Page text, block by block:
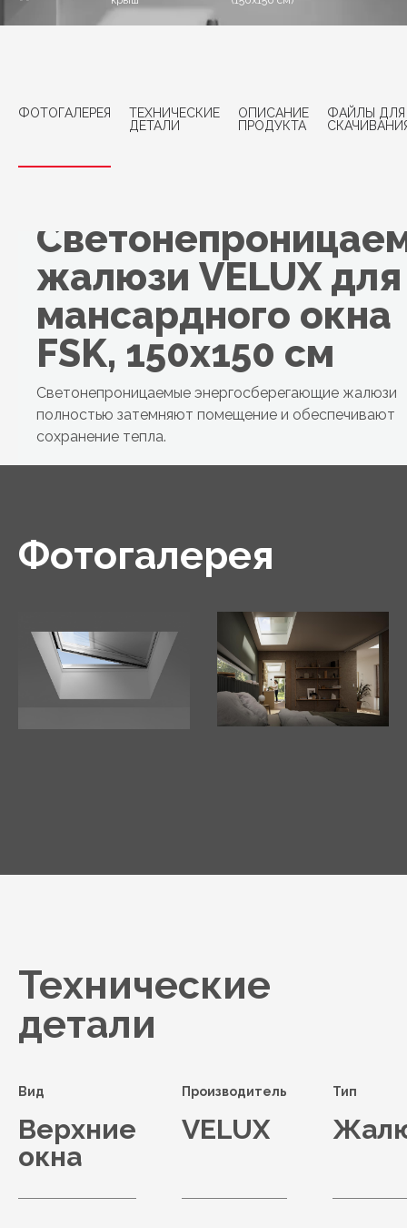
ФОТОГАЛЕРЕЯ
ТЕХНИЧЕСКИЕ
ДЕТАЛИ
ОПИСАНИЕ
ПРОДУКТА
ФАЙЛЫ ДЛЯ
жалюзи VELUX для
мансардного окна
FSK, 150x150 см
Светонепроницаемые энергосберегающие жалюзи
полностью затемняют помещение и обеспечивают
сохранение тепла.
Фотогалерея
Технические
детали
Вид
Верхние
окна
Производитель
VELUX
Тип